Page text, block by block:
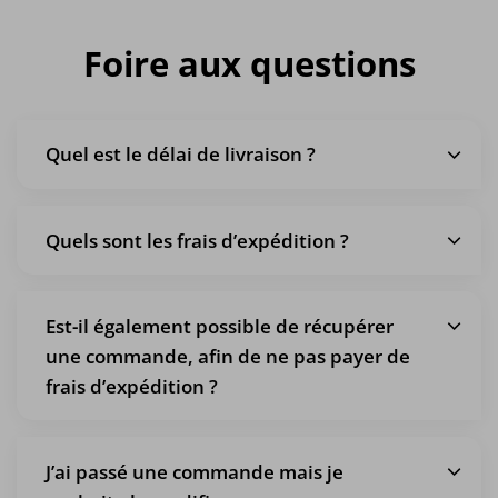
Foire aux questions
Quel est le délai de livraison ?
Quels sont les frais d’expédition ?
Est-il également possible de récupérer
une commande, afin de ne pas payer de
frais d’expédition ?
J’ai passé une commande mais je